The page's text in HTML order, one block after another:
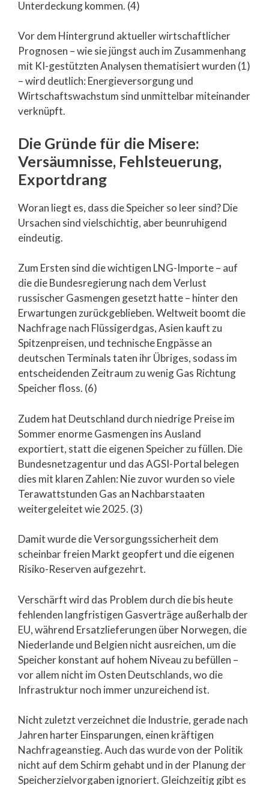
Unterdeckung kommen. (4)
Vor dem Hintergrund aktueller wirtschaftlicher
Prognosen – wie sie jüngst auch im Zusammenhang
mit KI-gestützten Analysen thematisiert wurden (1)
– wird deutlich: Energieversorgung und
Wirtschaftswachstum sind unmittelbar miteinander
verknüpft.
Die Gründe für die Misere:
Versäumnisse, Fehlsteuerung,
Exportdrang
Woran liegt es, dass die Speicher so leer sind? Die
Ursachen sind vielschichtig, aber beunruhigend
eindeutig.
Zum Ersten sind die wichtigen LNG-Importe – auf
die die Bundesregierung nach dem Verlust
russischer Gasmengen gesetzt hatte – hinter den
Erwartungen zurückgeblieben. Weltweit boomt die
Nachfrage nach Flüssigerdgas, Asien kauft zu
Spitzenpreisen, und technische Engpässe an
deutschen Terminals taten ihr Übriges, sodass im
entscheidenden Zeitraum zu wenig Gas Richtung
Speicher floss. (6)
Zudem hat Deutschland durch niedrige Preise im
Sommer enorme Gasmengen ins Ausland
exportiert, statt die eigenen Speicher zu füllen. Die
Bundesnetzagentur und das AGSI-Portal belegen
dies mit klaren Zahlen: Nie zuvor wurden so viele
Terawattstunden Gas an Nachbarstaaten
weitergeleitet wie 2025. (3)
Damit wurde die Versorgungssicherheit dem
scheinbar freien Markt geopfert und die eigenen
Risiko-Reserven aufgezehrt.
Verschärft wird das Problem durch die bis heute
fehlenden langfristigen Gasverträge außerhalb der
EU, während Ersatzlieferungen über Norwegen, die
Niederlande und Belgien nicht ausreichen, um die
Speicher konstant auf hohem Niveau zu befüllen –
vor allem nicht im Osten Deutschlands, wo die
Infrastruktur noch immer unzureichend ist.
Nicht zuletzt verzeichnet die Industrie, gerade nach
Jahren harter Einsparungen, einen kräftigen
Nachfrageanstieg. Auch das wurde von der Politik
nicht auf dem Schirm gehabt und in der Planung der
Speicherzielvorgaben ignoriert. Gleichzeitig gibt es